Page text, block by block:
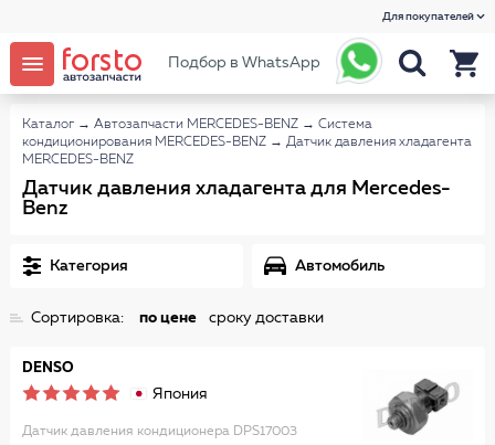
Для покупателей
Подбор в WhatsApp
Каталог → Автозапчасти MERCEDES-BENZ → Система
кондиционирования MERCEDES-BENZ → Датчик давления хладагента
MERCEDES-BENZ
Датчик давления хладагента для Mercedes-
Benz
Категория Автомобиль
Сортировка: по цене сроку доставки
DENSO
Япония
Датчик давления кондиционера DPS17003